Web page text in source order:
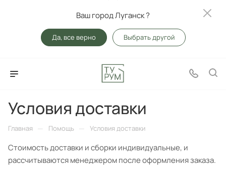
Ваш город Луганск ?
Да, все верно Выбрать другой
Условия доставки
Главная — Помощь — Условия доставки
Стоимость доставки и сборки индивидуальные, и
рассчитываются менеджером после оформления заказа.